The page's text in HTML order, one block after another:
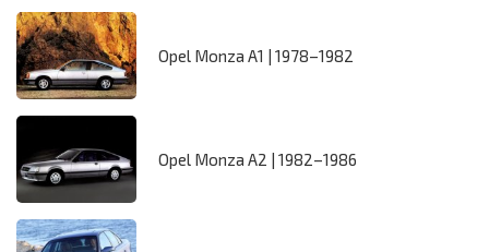
Opel Monza A1 | 1978–1982
Opel Monza A2 | 1982–1986